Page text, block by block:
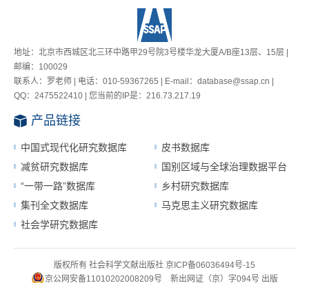
地址：北京市西城区北三环中路甲29号院3号楼华龙大厦A/B座13层、15层 |
邮编：100029
联系人：罗老师 | 电话：010-59367265 | E-mail：database@ssap.cn |
QQ：2475522410 | 您当前的IP是： 216.73.217.19
产品链接
中国式现代化研究数据库
皮书数据库
减贫研究数据库
国别区域与全球治理数据平台
“一带一路”数据库
乡村研究数据库
集刊全文数据库
马克思主义研究数据库
社会学研究数据库
版权所有 社会科学文献出版社 京ICP备06036494号-15
京公网安备11010202008209号 新出网证（京）字094号 出版